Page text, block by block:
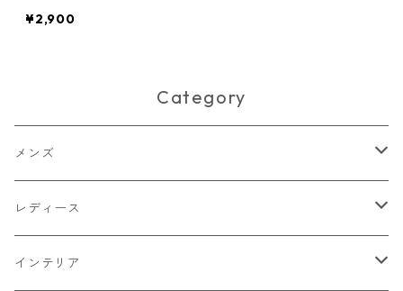
¥2,900
Category
メンズ
トップス
Tシャツ・カットソー
ボトムス
レディース
トップス
インテリア